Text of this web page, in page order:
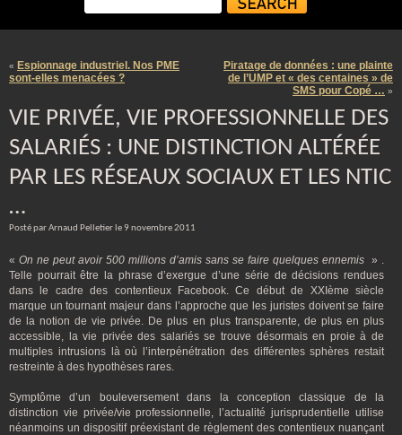
« Espionnage industriel. Nos PME
sont-elles menacées ?
Piratage de données : une plainte
de l’UMP et « des centaines » de
SMS pour Copé … »
VIE PRIVÉE, VIE PROFESSIONNELLE DES
SALARIÉS : UNE DISTINCTION ALTÉRÉE
PAR LES RÉSEAUX SOCIAUX ET LES NTIC
…
Posté par Arnaud Pelletier le 9 novembre 2011
« On ne peut avoir 500 millions d’amis sans se faire quelques ennemis » .
Telle pourrait être la phrase d’exergue d’une série de décisions rendues
dans le cadre des contentieux Facebook. Ce début de XXIème siècle
marque un tournant majeur dans l’approche que les juristes doivent se faire
de la notion de vie privée. De plus en plus transparente, de plus en plus
accessible, la vie privée des salariés se trouve désormais en proie à de
multiples intrusions là où l’interpénétration des différentes sphères restait
restreinte à des hypothèses rares.
Symptôme d’un bouleversement dans la conception classique de la
distinction vie privée/vie professionnelle, l’actualité jurisprudentielle utilise
néanmoins un dispositif préexistant de règlement des contentieux nuançant